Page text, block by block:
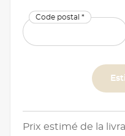
Code postal *
Prix estimé de la